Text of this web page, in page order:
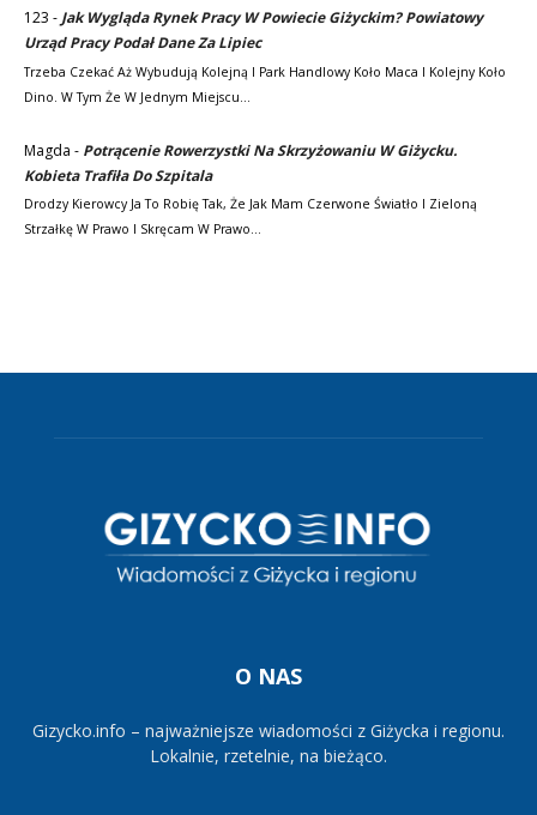
123 - Jak Wygląda Rynek Pracy W Powiecie Giżyckim? Powiatowy
Urząd Pracy Podał Dane Za Lipiec
Trzeba Czekać Aż Wybudują Kolejną I Park Handlowy Koło Maca I Kolejny Koło
Dino. W Tym Że W Jednym Miejscu…
Magda - Potrącenie Rowerzystki Na Skrzyżowaniu W Giżycku.
Kobieta Trafiła Do Szpitala
Drodzy Kierowcy Ja To Robię Tak, Że Jak Mam Czerwone Światło I Zieloną
Strzałkę W Prawo I Skręcam W Prawo…
O NAS
Gizycko.info – najważniejsze wiadomości z Giżycka i regionu.
Lokalnie, rzetelnie, na bieżąco.